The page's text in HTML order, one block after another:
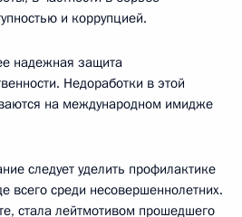
и коррупцией.
надежная защита
Недоработки в этой
на международном имидже
следует уделить профилактике
всего среди несовершеннолетних.
стала лейтмотивом прошедшего